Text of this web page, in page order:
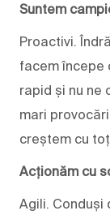
Suntem
Proactivi.
facem începe
rapid și nu ne
mari
creștem cu
Acționăm cu
Agili. Conduși